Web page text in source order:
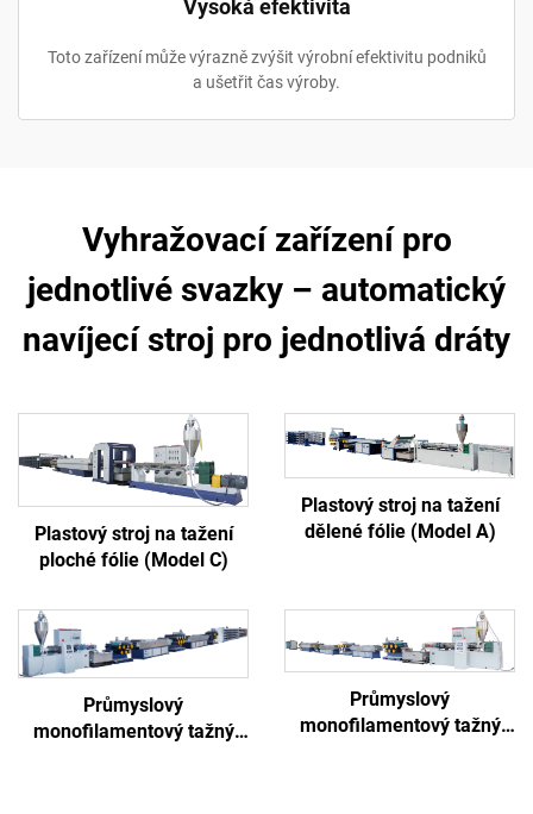
Vysoká efektivita
Toto zařízení může výrazně zvýšit výrobní efektivitu podniků
a ušetřit čas výroby.
Vyhražovací zařízení pro
jednotlivé svazky – automatický
navíjecí stroj pro jednotlivá dráty
Plastový stroj na tažení
ploché fólie (Model C)
Plastový stroj na tažení
dělené fólie (Model A)
Průmyslový
monofilamentový tažný
Průmyslový
monofilamentový tažný